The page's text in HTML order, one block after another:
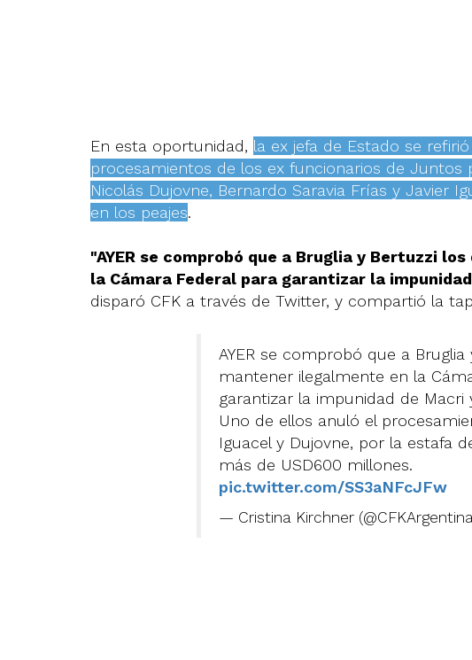
En esta oportunidad, la ex jefa de Estado se
procesamientos de los ex funcionarios de Juntos
Nicolás Dujovne, Bernardo Saravia Frías y Javier
en los peajes.
"AYER se comprobó que a Bruglia y Bertuzzi
la Cámara Federal para garantizar la
disparó CFK a través de Twitter, y compartió la
AYER se comprobó que a
mantener ilegalmente en la
garantizar la impunidad de Macri
Uno de ellos anuló el
Iguacel y Dujovne, por la estafa
más de USD600 millones.
pic.twitter.com/SS3aNFcJFw
— Cristina Kirchner